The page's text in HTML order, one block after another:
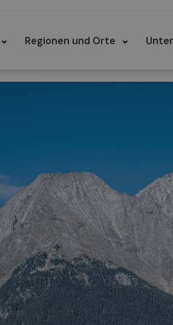
Regionen und Orte